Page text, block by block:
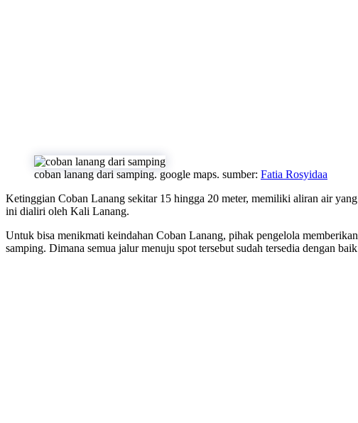
coban lanang dari samping. google maps. sumber: Fatia Rosyidaa
Ketinggian Coban Lanang sekitar 15 hingga 20 meter, memiliki aliran air
ini dialiri oleh Kali Lanang.
Untuk bisa menikmati keindahan Coban Lanang, pihak pengelola
samping. Dimana semua jalur menuju spot tersebut sudah tersedia dengan